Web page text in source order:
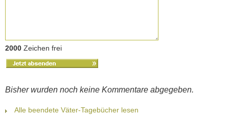
2000 Zeichen frei
Bisher wurden noch keine Kommentare abgegeben.
Alle beendete Väter-Tagebücher lesen